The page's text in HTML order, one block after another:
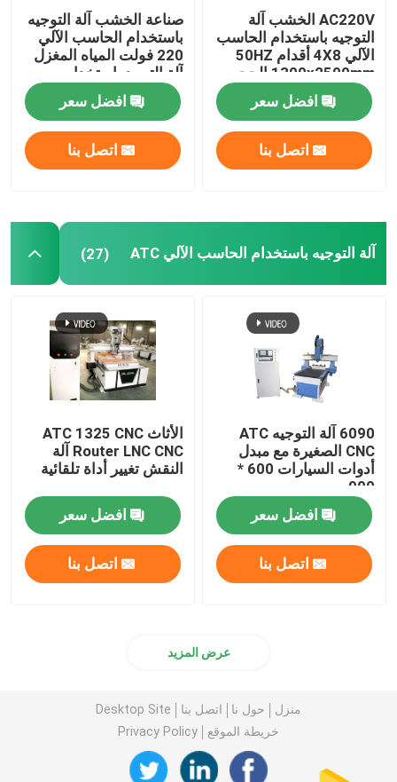
AC220V الخشب آلة
التوجيه باستخدام الحاسب
الآلي 4X8 أقدام 50HZ
1300x2500mm الحجم
افضل سعر
اتصل بنا
صناعة الخشب آلة التوجيه
باستخدام الحاسب الآلي
220 فولت المياه المغزل
آلة التبريد باستخدام
الحاسب الآلي
افضل سعر
اتصل بنا
آلة التوجيه باستخدام الحاسب الآلي ATC (27)
6090 آلة التوجيه ATC
CNC الصغيرة مع مبدل
أدوات السيارات 600 *
900 مم
افضل سعر
اتصل بنا
الأثاث ATC 1325 CNC
Router LNC CNC آلة
النقش تغيير أداة تلقائية
افضل سعر
اتصل بنا
عرض المزيد
منزل حول نا اتصل بنا
Desktop Site
خريطة الموقع
Privacy Policy